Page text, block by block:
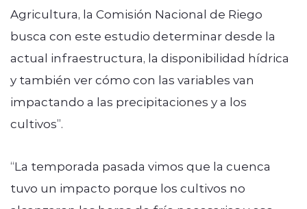
Agricultura, la Comisión Nacional de Riego
busca con este estudio determinar desde la
actual infraestructura, la disponibilidad hídrica
y también ver cómo con las variables van
impactando a las precipitaciones y a los
cultivos”.
“La temporada pasada vimos que la cuenca
tuvo un impacto porque los cultivos no